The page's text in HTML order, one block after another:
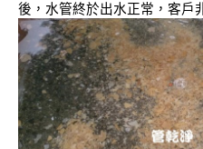
後，水管終於出水正常，客戶